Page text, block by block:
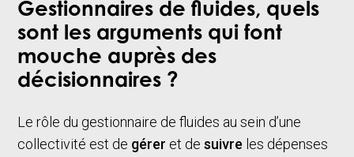
Gestionnaires de fluides, quels
sont les arguments qui font
mouche auprès des
décisionnaires ?
Le rôle du gestionnaire de fluides au sein d’une
collectivité est de gérer et de suivre les dépenses